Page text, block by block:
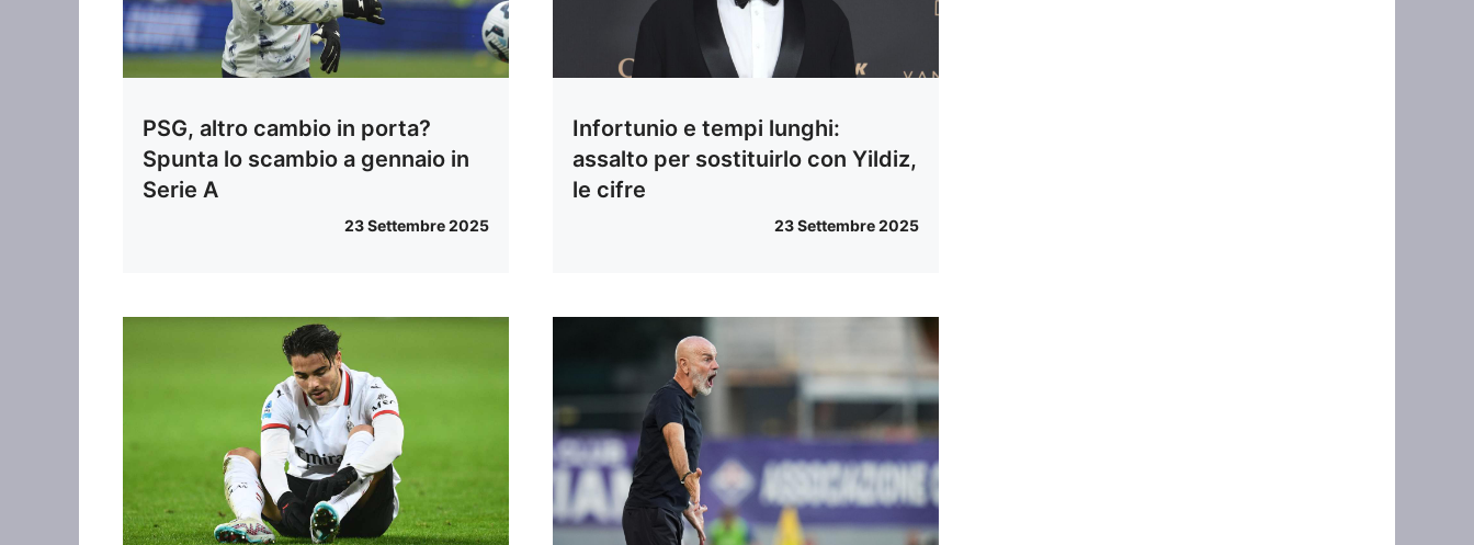
PSG, altro cambio in porta?
Spunta lo scambio a gennaio in
Serie A
23 Settembre 2025
Infortunio e tempi lunghi:
assalto per sostituirlo con Yildiz,
le cifre
23 Settembre 2025